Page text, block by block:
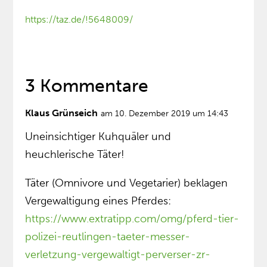
https://taz.de/!5648009/
3 Kommentare
Klaus Grünseich am 10. Dezember 2019 um 14:43
Uneinsichtiger Kuhquäler und
heuchlerische Täter!
Täter (Omnivore und Vegetarier) beklagen
Vergewaltigung eines Pferdes:
https://www.extratipp.com/omg/pferd-tier-
polizei-reutlingen-taeter-messer-
verletzung-vergewaltigt-perverser-zr-